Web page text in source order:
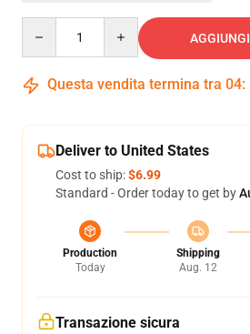
Questa vendita termina tra 04:
Deliver to United States
Cost to ship:$6.99
Standard - Order today to get by
Production
Today
Shipping
Aug. 12
Transazione sicura